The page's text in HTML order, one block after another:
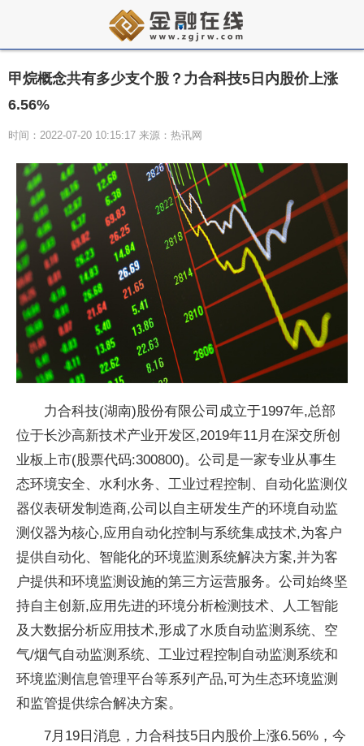
甲烷概念共有多少支个股？力合科技5日内股价上涨
6.56%
时间：2022-07-20 10:15:17 来源：热讯网
力合科技(湖南)股份有限公司成立于1997年,总部
位于长沙高新技术产业开发区,2019年11月在深交所创
业板上市(股票代码:300800)。公司是一家专业从事生
态环境安全、水利水务、工业过程控制、自动化监测仪
器仪表研发制造商,公司以自主研发生产的环境自动监
测仪器为核心,应用自动化控制与系统集成技术,为客户
提供自动化、智能化的环境监测系统解决方案,并为客
户提供和环境监测设施的第三方运营服务。公司始终坚
持自主创新,应用先进的环境分析检测技术、人工智能
及大数据分析应用技术,形成了水质自动监测系统、空
气/烟气自动监测系统、工业过程控制自动监测系统和
环境监测信息管理平台等系列产品,可为生态环境监测
和监管提供综合解决方案。
7月19日消息，力合科技5日内股价上涨6.56%，今